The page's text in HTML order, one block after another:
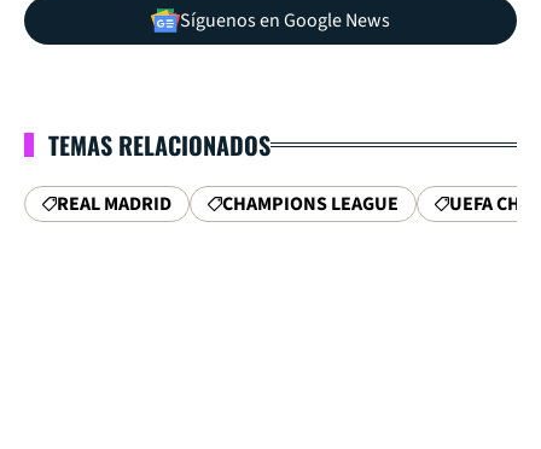
Síguenos en Google News
TEMAS RELACIONADOS
REAL MADRID CHAMPIONS LEAGUE UEFA